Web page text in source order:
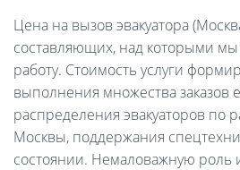
Цена на вызов эвакуатора
составляющих, над которыми
работу. Стоимость услуги
выполнения множества заказов
распределения эвакуаторов по
Москвы, поддержания
состоянии. Немаловажную роль